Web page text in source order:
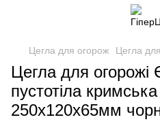
Цегла для огорож Цегла
Цегла для
пустотіла
250х120х65мм